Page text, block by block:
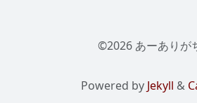
©2026 あーありが
Powered by Jekyll &